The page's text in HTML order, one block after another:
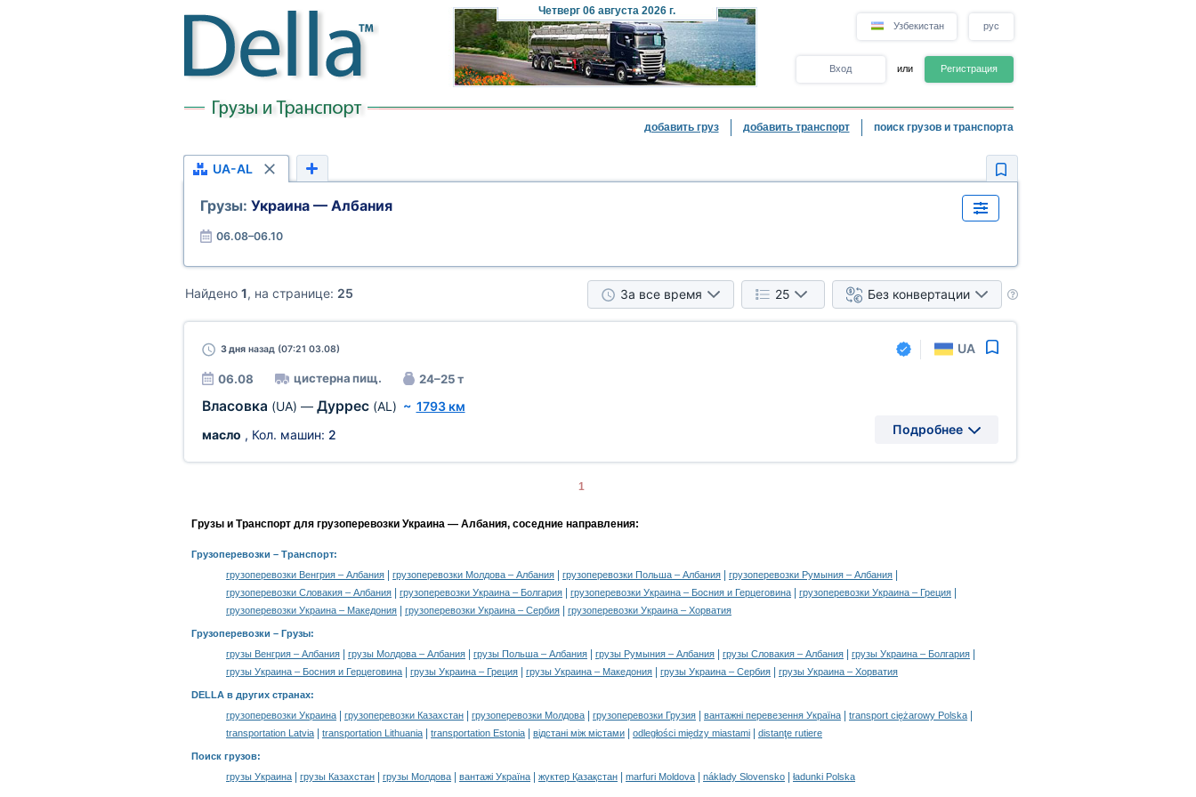
Четверг 06 августа 2026 г.
Узбекистан рус
Вход или Регистрация
добавить груз добавить транспорт поиск грузов и транспорта
UA-AL
Грузы: Украина — Албания
06.08–06.10
Найдено 1, на странице: 25 За все время 25 Без конвертации
3 дняназад (07:21 03.08) UA
06.08 цистерна пищ. 24–25 т
Власовка (UA) — Дуррес (AL) ~ 1793 км
масло , Кол. машин: 2 Подробнее
1
Грузы и Транспорт для грузоперевозки Украина — Албания, соседние направления:
Грузоперевозки – Транспорт:
грузоперевозки Венгрия – Албания
грузоперевозки Молдова – Албания грузоперевозки Польша – Албания грузоперевозки Румыния – Албания
грузоперевозки Словакия – Албания грузоперевозки Украина – Болгария грузоперевозки Украина – Босния и Герцеговина грузоперевозки Украина – Греция
грузоперевозки Украина – Македония грузоперевозки Украина – Сербия грузоперевозки Украина – Хорватия
Грузоперевозки – Грузы:
грузы Венгрия – Албания
грузы Молдова – Албания грузы Польша – Албания грузы Румыния – Албания грузы Словакия – Албания грузы Украина – Болгария
грузы Украина – Босния и Герцеговина грузы Украина – Греция грузы Украина – Македония грузы Украина – Сербия грузы Украина – Хорватия
DELLA в других странах:
грузоперевозки Украина
грузоперевозки Казахстан грузоперевозки Молдова грузоперевозки Грузия вантажні перевезення Україна transport ciężarowy Polska
transportation Latvia transportation Lithuania transportation Estonia відстані між містами odległości między miastami distanţe rutiere
Поиск грузов:
грузы Украина
грузы Казахстан грузы Молдова вантажі Україна жүктер Қазақстан marfuri Moldova náklady Slovensko ładunki Polska